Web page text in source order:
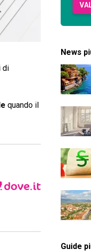
di
quando il
News
Guide